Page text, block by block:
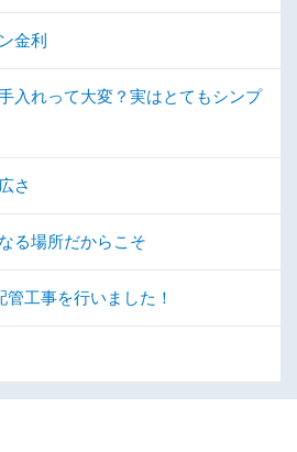
金利
入れって大変？実はとてもシンプ
さ
る場所だからこそ
管工事を行いました！